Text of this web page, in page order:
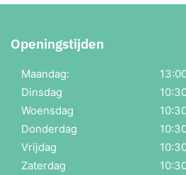
Openingstijden
Maandag:
Dinsdag
Woensdag
Donderdag
Vrijdag
Zaterdag